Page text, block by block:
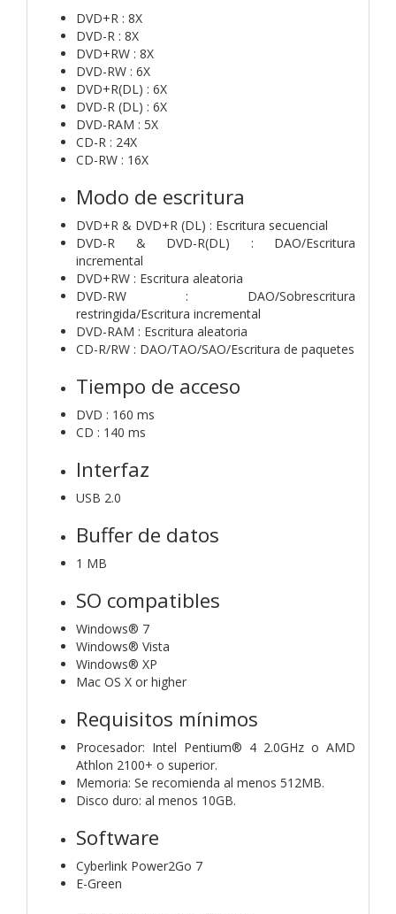
DVD+R : 8X
DVD-R : 8X
DVD+RW : 8X
DVD-RW : 6X
DVD+R(DL) : 6X
DVD-R (DL) : 6X
DVD-RAM : 5X
CD-R : 24X
CD-RW : 16X
Modo de escritura
DVD+R & DVD+R (DL) : Escritura secuencial
DVD-R & DVD-R(DL) : DAO/Escritura
incremental
DVD+RW : Escritura aleatoria
DVD-RW : DAO/Sobrescritura
restringida/Escritura incremental
DVD-RAM : Escritura aleatoria
CD-R/RW : DAO/TAO/SAO/Escritura de paquetes
Tiempo de acceso
DVD : 160 ms
CD : 140 ms
Interfaz
USB 2.0
Buffer de datos
1 MB
SO compatibles
Windows® 7
Windows® Vista
Windows® XP
Mac OS X or higher
Requisitos mínimos
Procesador: Intel Pentium® 4 2.0GHz o AMD
Athlon 2100+ o superior.
Memoria: Se recomienda al menos 512MB.
Disco duro: al menos 10GB.
Software
Cyberlink Power2Go 7
E-Green